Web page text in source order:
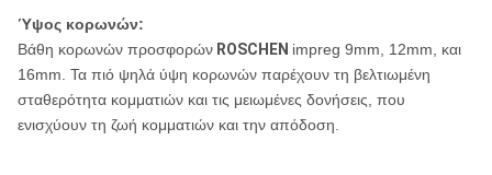
Ύψος κορωνών:
Βάθη κορωνών προσφορών ROSCHEN impreg 9mm, 12mm, και
16mm. Τα πιό ψηλά ύψη κορωνών παρέχουν τη βελτιωμένη
σταθερότητα κομματιών και τις μειωμένες δονήσεις, που
ενισχύουν τη ζωή κομματιών και την απόδοση.